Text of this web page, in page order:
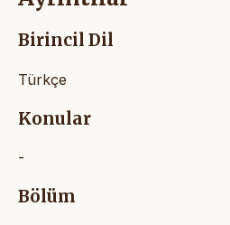
Birincil Dil
Türkçe
Konular
-
Bölüm